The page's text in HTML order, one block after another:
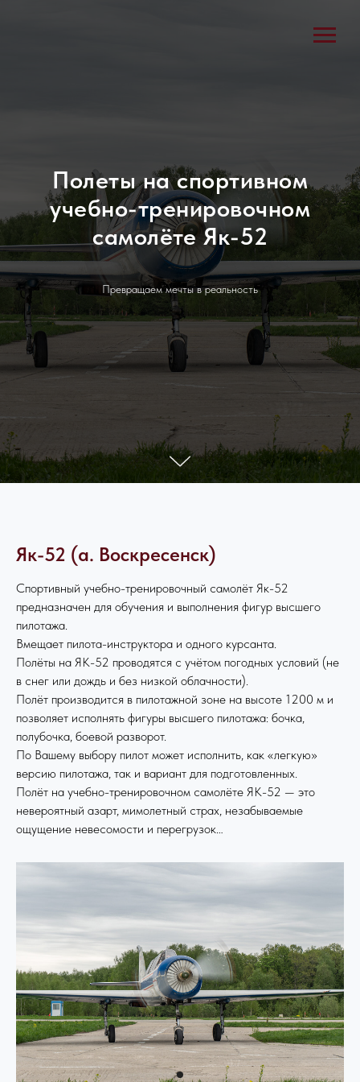
Полеты на cпортивном
учебно-тренировочном
самолёте Як-52
Превращаем мечты в реальность
Як-52 (а. Воскресенск)
Спортивный учебно-тренировочный самолёт Як-52
предназначен для обучения и выполнения фигур высшего
пилотажа.
Вмещает пилота-инструктора и одного курсанта.
Полёты на ЯК-52 проводятся с учётом погодных условий (не
в снег или дождь и без низкой облачности).
Полёт производится в пилотажной зоне на высоте 1200 м и
позволяет исполнять фигуры высшего пилотажа: бочка,
полубочка, боевой разворот.
По Вашему выбору пилот может исполнить, как «легкую»
версию пилотажа, так и вариант для подготовленных.
Полёт на учебно-тренировочном самолёте ЯК-52 — это
невероятный азарт, мимолетный страх, незабываемые
ощущение невесомости и перегрузок…